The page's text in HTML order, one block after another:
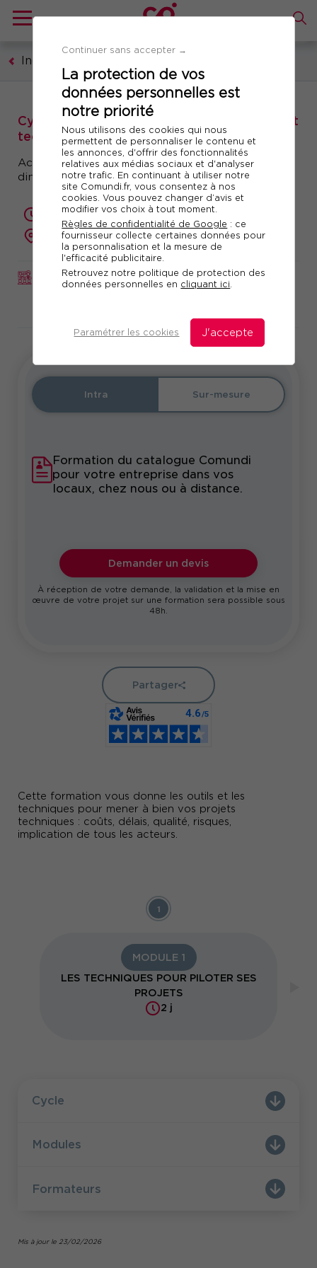
Continuer sans accepter →
La protection de vos
données personnelles est
notre priorité
Nous utilisons des cookies qui nous
permettent de personnaliser le contenu et
les annonces, d'offrir des fonctionnalités
relatives aux médias sociaux et d'analyser
notre trafic. En continuant à utiliser notre
site Comundi.fr, vous consentez à nos
cookies. Vous pouvez changer d’avis et
modifier vos choix à tout moment.
Règles de confidentialité de Google : ce
fournisseur collecte certaines données pour
la personnalisation et la mesure de
l'efficacité publicitaire.
Retrouvez notre politique de protection des
données personnelles en cliquant ici.
Paramétrer les cookies J'accepte
Industrie
CYCLE Réf. 10211
Cycle de formations : Management de projet
technique
Acquérir les techniques de pilotage et la
dimension managériale pour réussir ses projets
2 + 2
présentiel ou à distance
Cette formation vous donne les outils et les
techniques pour mener à bien vos projets
techniques : coûts, délais, qualité, risques,
implication de tous les acteurs.
Intra Sur-mesure
Formation du catalogue Comundi
pour votre entreprise dans vos
locaux, chez nous ou à distance.
Demander un devis
À réception de votre demande, la validation et la mise en
œuvre de votre projet sur une formation sera possible sous
48h.
Partager
1
MODULE 1
LES TECHNIQUES POUR PILOTER SES
PROJETS
2 j
Cycle
Modules
Formateurs
Mis à jour le 23/02/2026